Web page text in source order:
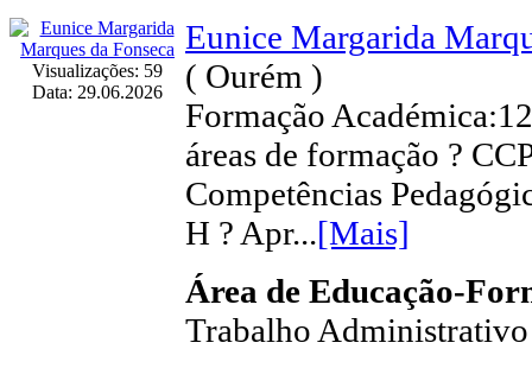
Visualizações: 59
Data: 29.06.2026
Eunice Margarida
( Ourém )
Formação
áreas de formação ?
Competências
H ? Apr...[Mais]
Área de Educação-
Trabalho Administrativo